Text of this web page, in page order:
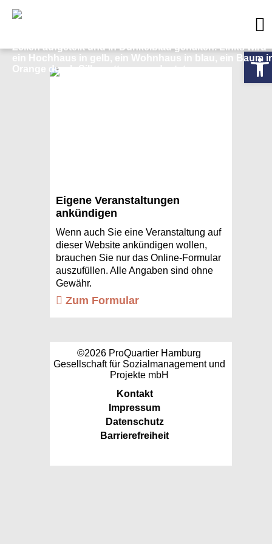
Eigene Veranstaltungen
ankündigen
Wenn auch Sie eine Veranstaltung auf
dieser Website ankündigen wollen,
brauchen Sie nur das Online-Formular
auszufüllen. Alle Angaben sind ohne
Gewähr.
Zum Formular
©2026 ProQuartier Hamburg
Gesellschaft für Sozialmanagement und
Projekte mbH
Kontakt
Impressum
Datenschutz
Barrierefreiheit